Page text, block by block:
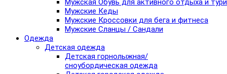
Мужская Обувь для активного отдыха и
Мужские Кеды
Мужские Кроссовки для бега и фитнеса
Мужские Сланцы / Сандали
Одежда
Детская одежда
Детская горнолыжная/
сноубордическая одежда